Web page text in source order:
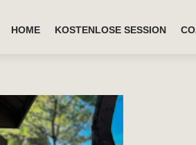
HOME KOSTENLOSE SESSION